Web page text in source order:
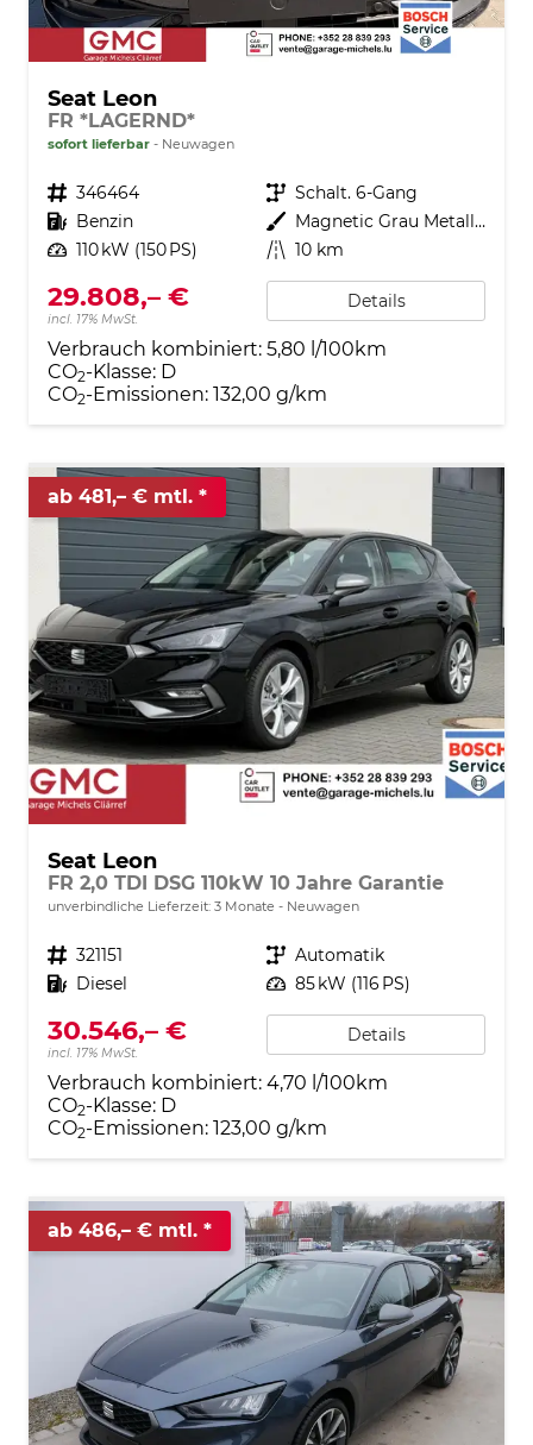
Seat Leon
FR *LAGERND*
sofort lieferbar Neuwagen
Fahrzeugnr. 346464 Getriebe Schalt. 6-Gang
Kraftstoff Benzin Außenfarbe
Magnetic Grau Metallic
Leistung 110 kW (150 PS) Kilometerstand 10 km
29.808,– €
incl. 17% MwSt.
Details
Verbrauch kombiniert: 5,80 l/100km
CO2-Klasse: D
CO2-Emissionen: 132,00 g/km
ab 481,– € mtl.
Seat Leon
FR 2,0 TDI DSG 110kW 10 Jahre Garantie
unverbindliche Lieferzeit: 3 Monate Neuwagen
Fahrzeugnr. 321151 Getriebe Automatik
Kraftstoff Diesel Leistung 85 kW (116 PS)
30.546,– €
incl. 17% MwSt.
Details
Verbrauch kombiniert: 4,70 l/100km
CO2-Klasse: D
CO2-Emissionen: 123,00 g/km
ab 486,– € mtl.